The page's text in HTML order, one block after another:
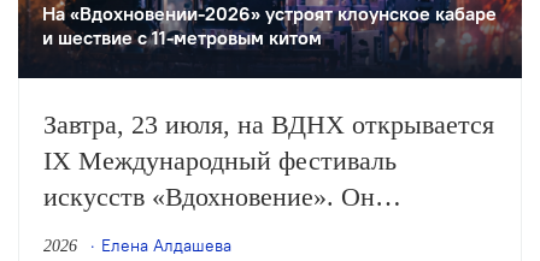
На «Вдохновении-2026» устроят клоунское кабаре
и шествие с 11-метровым китом
Завтра, 23 июля, на ВДНХ открывается
IX Международный фестиваль
искусств «Вдохновение». Он
продлится до 26 июля и объединит
2026
Елена Алдашева